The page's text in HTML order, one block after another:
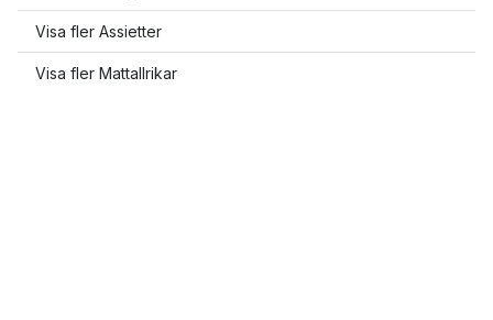
Visa fler Assietter
Visa fler Mattallrikar